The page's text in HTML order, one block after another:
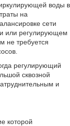
воды в
на
сети
или регулирующем
не требуется
регулирующий
сквозной
и
которой